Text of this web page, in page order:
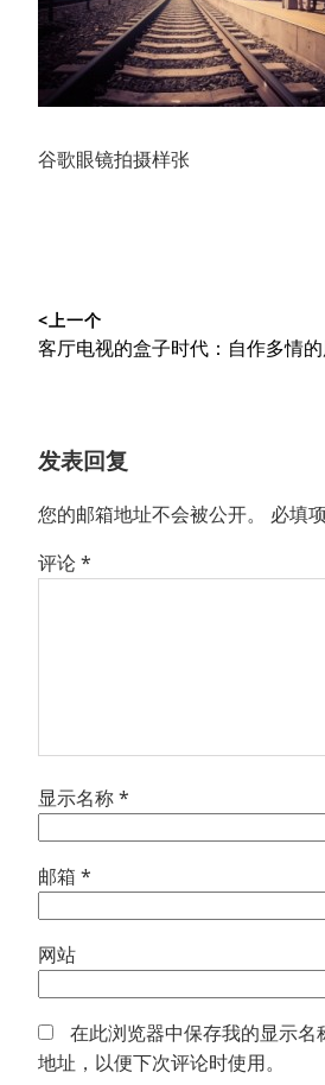
谷歌眼镜拍摄样张
章
<上一个
上
客厅电视的盒子时代：自作多情
发表回复
您的邮箱地址不会被公开。 必填
评论*
显示名称*
邮箱 *
网站
在此浏览器中保存我的显示名
地址，以便下次评论时使用。